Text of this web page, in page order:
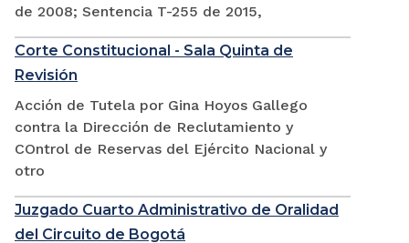
de 2008; Sentencia T-255 de 2015,
Corte Constitucional - Sala Quinta de
Revisión
Acción de Tutela por Gina Hoyos Gallego
contra la Dirección de Reclutamiento y
COntrol de Reservas del Ejército Nacional y
otro
Juzgado Cuarto Administrativo de Oralidad
del Circuito de Bogotá